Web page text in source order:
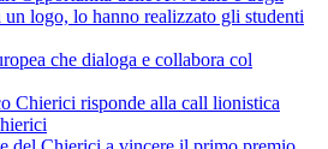
logo, lo hanno realizzato gli studenti
che dialoga e collabora col
Chierici risponde alla call lionistica